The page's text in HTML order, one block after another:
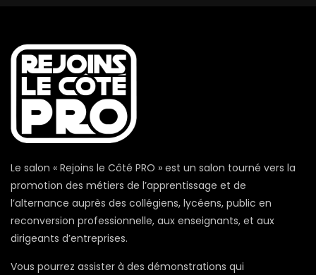
Le salon « Rejoins le Côté PRO » est un salon tourné vers la
promotion des métiers de l’apprentissage et de
l’alternance auprès des collégiens, lycéens, public en
reconversion professionnelle, aux enseignants, et aux
dirigeants d’entreprises.
Vous pourrez assister à des démonstrations qui